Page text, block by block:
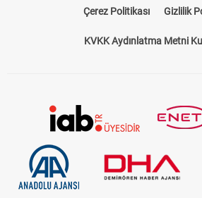
Çerez Politikası Gizlilik
KVKK Aydınlatma Metni